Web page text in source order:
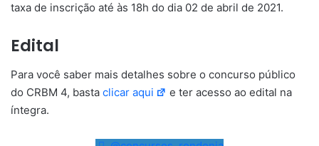
taxa de inscrição até às 18h do dia 02 de abril de 2021.
Edital
Para você saber mais detalhes sobre o concurso público
do CRBM 4, basta clicar aqui
e ter acesso ao edital na
íntegra.